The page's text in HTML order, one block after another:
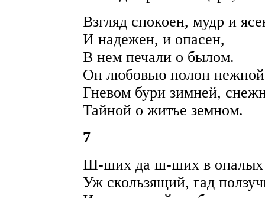
Взгляд спокоен, мудр и
И надежен, и опасен,
В нем печали о былом.
Он любовью полон
Гневом бури зимней,
Тайной о житье земном.
7
Ш-ших да ш-ших в опалых
Уж скользящий, гад